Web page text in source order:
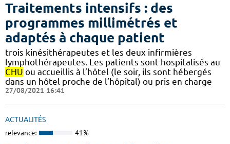
Traitements intensifs : des
programmes millimétrés et
adaptés à chaque patient
trois kinésithérapeutes et les deux infirmières
lymphothérapeutes. Les patients sont hospitalisés au
CHU ou accueillis à l’hôtel (le soir, ils sont hébergés
dans un hôtel proche de l’hôpital) ou pris en charge
27/08/2021 16:41
ACTUALITÉS
relevance: 41%